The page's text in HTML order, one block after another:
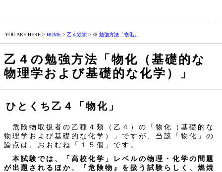
YOU ARE HERE > HOME > 乙４独学 > ※ 勉強方法「物化」
乙４の勉強方法「物化（基礎的な
物理学および基礎的な化学）」
ひとくち乙４「物化」
危険物取扱者の乙種４類（乙４）の「物化（基礎的な
物理学および基礎的な化学）」ですが、当該「物化」の
論点は、おおむね「１５個」です。
本試験では、「高校化学」レベルの物理・化学の問題
が出題されるほか、『危険物』を扱う試験らしく、燃焼